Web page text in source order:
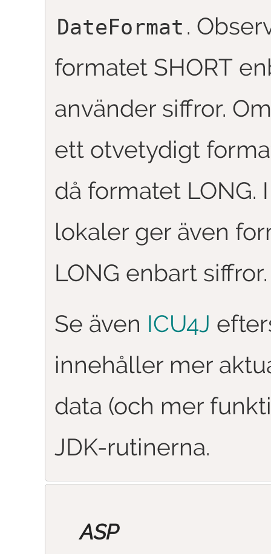
DateFormat .
formatet SHORT
använder siffror.
ett otvetydigt
då formatet LONG.
lokaler ger även
LONG enbart siffror.
Se även ICU4J
innehåller mer
data (och mer
JDK-rutinerna.
ASP